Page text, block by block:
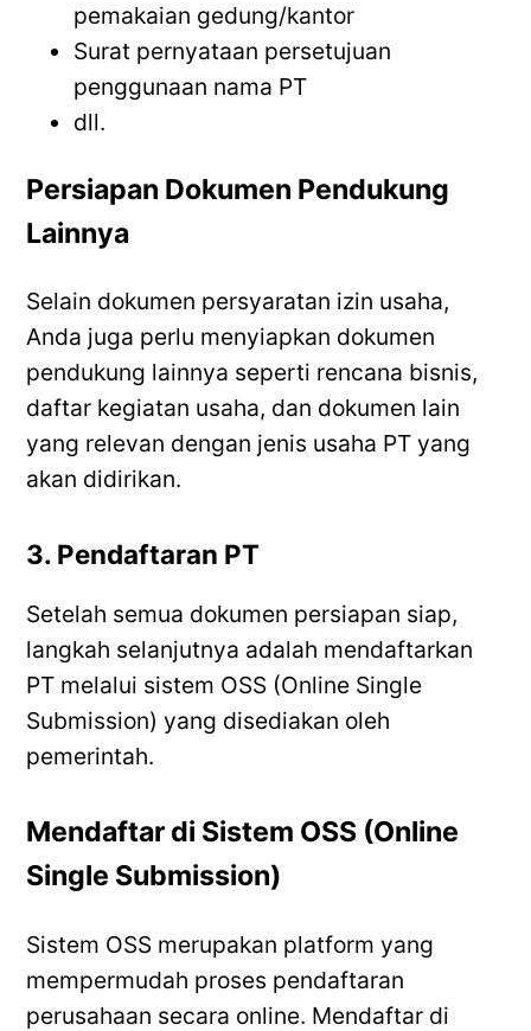
pemakaian gedung/kantor
Surat pernyataan persetujuan
penggunaan nama PT
dll.
Persiapan Dokumen Pendukung
Lainnya
Selain dokumen persyaratan izin usaha,
Anda juga perlu menyiapkan dokumen
pendukung lainnya seperti rencana bisnis,
daftar kegiatan usaha, dan dokumen lain
yang relevan dengan jenis usaha PT yang
akan didirikan.
3. Pendaftaran PT
Setelah semua dokumen persiapan siap,
langkah selanjutnya adalah mendaftarkan
PT melalui sistem OSS (Online Single
Submission) yang disediakan oleh
pemerintah.
Mendaftar di Sistem OSS (Online
Single Submission)
Sistem OSS merupakan platform yang
mempermudah proses pendaftaran
perusahaan secara online. Mendaftar di